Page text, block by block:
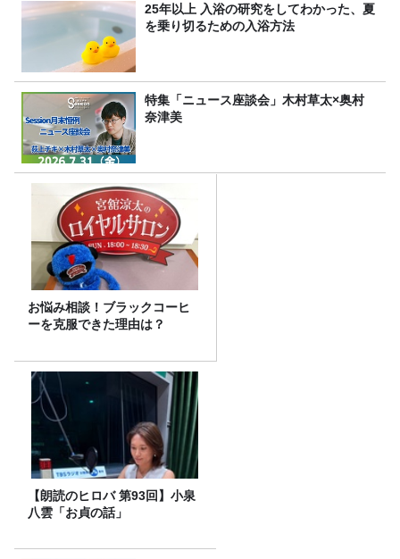
25年以上 入浴の研究をしてわかった、夏
を乗り切るための入浴方法
特集「ニュース座談会」木村草太×奥村
奈津美
お悩み相談！ブラックコーヒ
ーを克服できた理由は？
【朗読のヒロバ 第93回】小泉
八雲「お貞の話」